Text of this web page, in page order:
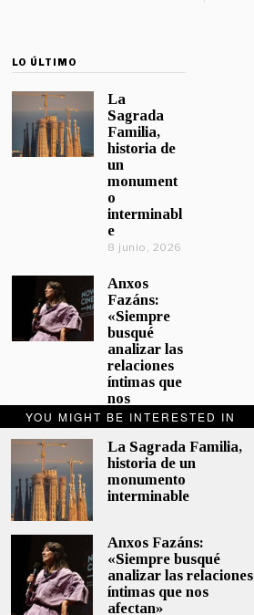
YOU MIGHT BE INTERESTED IN
La Sagrada Familia,
historia de un
monumento
interminable
Anxos Fazáns:
«Siempre busqué
analizar las relaciones
íntimas que nos
afectan»
LO ÚLTIMO
La
Sagrada
Familia,
historia de
un
monument
o
interminabl
e
8 junio, 2026
Anxos
Fazáns:
«Siempre
busqué
analizar las
relaciones
íntimas que
nos
afectan»
5 junio, 2026
El hijo de la
cómica, el
homenaje
Sacristán a
Fernán
Gómez
28 mayo,
2026